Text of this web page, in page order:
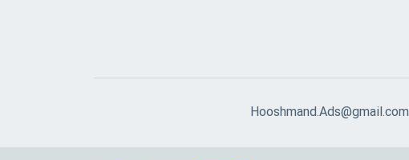
Hooshmand.Ads@gmail.com